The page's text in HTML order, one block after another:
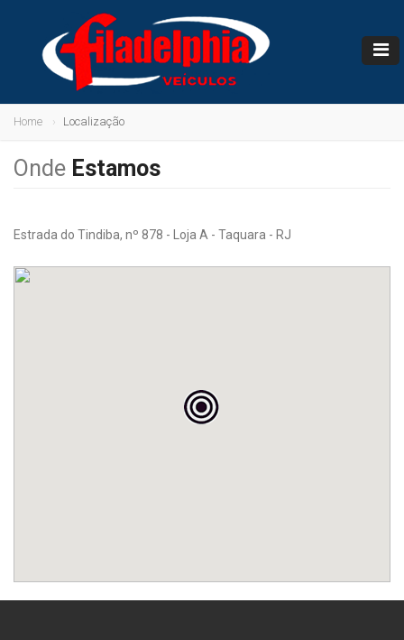
Home Localização
Onde Estamos
Estrada do Tindiba, nº 878 - Loja A - Taquara - RJ